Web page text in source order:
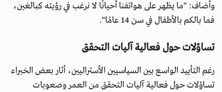
وأضاف: "ما يظهر على هواتفنا أحيانًا لا نرغب في رؤيته كبالغين،
فما بالكم بالأطفال في سن 14 عامًا".
تساؤلات حول فعالية آليات التحقق
رغم التأييد الواسع بين السياسيين الأستراليين، أثار بعض الخبراء
تساؤلات حول فعالية آليات التحقق من العمر وصعوبات